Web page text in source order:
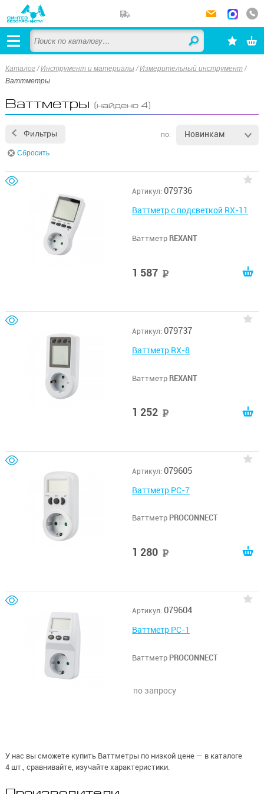
Каталог /Инструмент и материалы /Измерительный инструмент /
Ваттметры
Ваттметры (найдено 4)
Фильтры по: Новинкам
Сбросить
Артикул: 079736
Ваттметр с подсветкой RX-11
Ваттметр REXANT
1 587
Артикул: 079737
Ваттметр RX-8
Ваттметр REXANT
1 252
Артикул: 079605
Ваттметр PC-7
Ваттметр PROCONNECT
1 280
Артикул: 079604
Ваттметр PC-1
Ваттметр PROCONNECT
по запросу
У нас вы сможете купить Ваттметры по низкой цене — в каталоге
4 шт., сравнивайте, изучайте характеристики.